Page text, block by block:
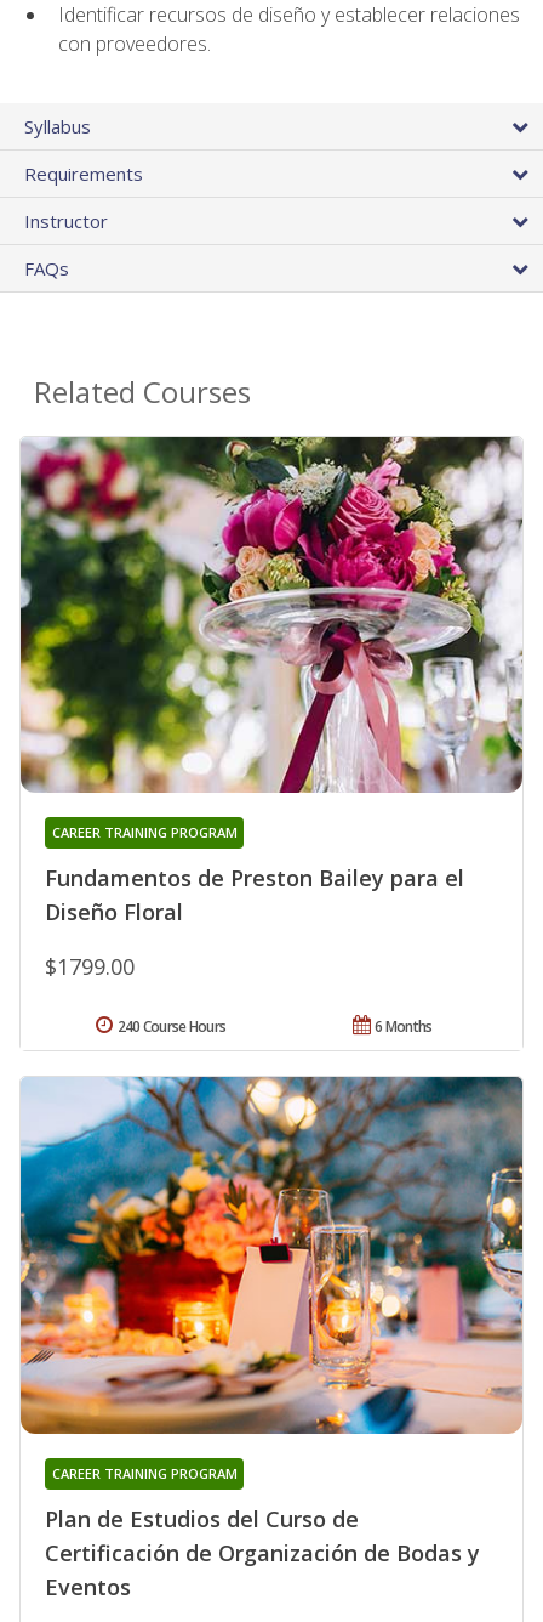
Identificar recursos de diseño y establecer relaciones
con proveedores.
Syllabus
Requirements
Instructor
FAQs
Related Courses
Fundamentos de Preston Bailey para el
Diseño Floral
CAREER TRAINING PROGRAM
$1799.00
6 Months
240 Course Hours
Plan de Estudios del Curso de
Certificación de Organización de Bodas y
Eventos
CAREER TRAINING PROGRAM